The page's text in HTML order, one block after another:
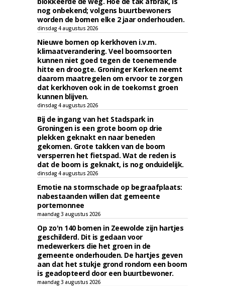
nog onbekend; volgens buurtbewoners
worden de bomen elke 2 jaar onderhouden.
dinsdag 4 augustus 2026
Nieuwe bomen op kerkhoven i.v.m.
klimaatverandering. Veel boomsoorten
kunnen niet goed tegen de toenemende
hitte en droogte. Groninger Kerken neemt
daarom maatregelen om ervoor te zorgen
dat kerkhoven ook in de toekomst groen
kunnen blijven.
dinsdag 4 augustus 2026
Bij de ingang van het Stadspark in
Groningen is een grote boom op drie
plekken geknakt en naar beneden
gekomen. Grote takken van de boom
versperren het fietspad. Wat de reden is
dat de boom is geknakt, is nog onduidelijk.
dinsdag 4 augustus 2026
Emotie na stormschade op begraafplaats:
nabestaanden willen dat gemeente
portemonnee
maandag 3 augustus 2026
Op zo'n 140 bomen in Zeewolde zijn hartjes
geschilderd. Dit is gedaan voor
medewerkers die het groen in de
gemeente onderhouden. De hartjes geven
aan dat het stukje grond rondom een boom
is geadopteerd door een buurtbewoner.
maandag 3 augustus 2026